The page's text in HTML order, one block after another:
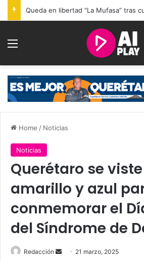
Menu
Home / Noticias
Noticias
Querétaro se
amarillo y azul
conmemorar el
del Síndrome de
Redacción
Send 21 marzo, 2025